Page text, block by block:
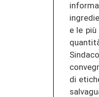
e le
di